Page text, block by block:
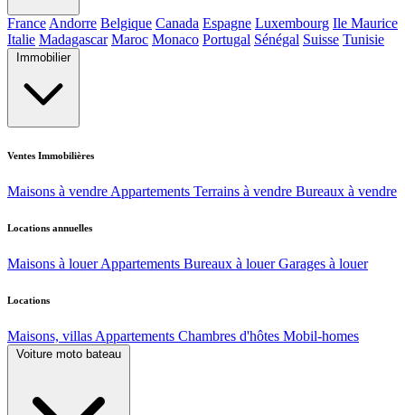
France Andorre Belgique Canada Espagne Luxembourg Ile Maurice
Italie Madagascar Maroc Monaco Portugal Sénégal Suisse Tunisie
Immobilier
Ventes Immobilières
Maisons à vendre Appartements Terrains à vendre Bureaux à vendre
Locations annuelles
Maisons à louer Appartements Bureaux à louer Garages à louer
Locations
Maisons, villas Appartements Chambres d'hôtes Mobil-homes
Voiture moto bateau